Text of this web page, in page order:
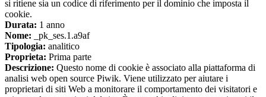
si ritiene sia un codice di riferimento per il dominio che imposta il
cookie.
Durata: 1 anno
Nome: _pk_ses.1.a9af
Tipologia: analitico
Proprieta: Prima parte
Descrizione: Questo nome di cookie è associato alla piattaforma di
analisi web open source Piwik. Viene utilizzato per aiutare i
proprietari di siti Web a monitorare il comportamento dei visitatori e